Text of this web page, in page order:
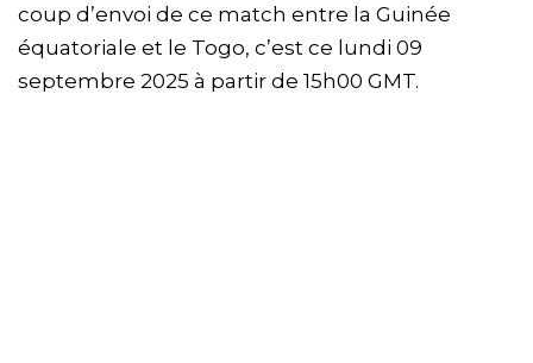
coup d’envoi de ce match entre la Guinée
équatoriale et le Togo, c’est ce lundi 09
septembre 2025 à partir de 15h00 GMT.